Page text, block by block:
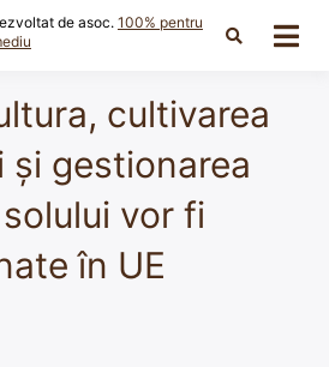
de asoc. 100% pentru
cultivarea
și gestionarea
vor fi
în UE